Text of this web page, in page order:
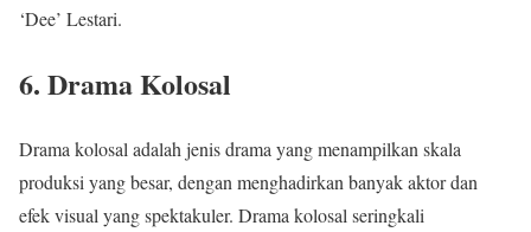
‘Dee’ Lestari.
6. Drama Kolosal
Drama kolosal adalah jenis drama yang menampilkan skala
produksi yang besar, dengan menghadirkan banyak aktor dan
efek visual yang spektakuler. Drama kolosal seringkali